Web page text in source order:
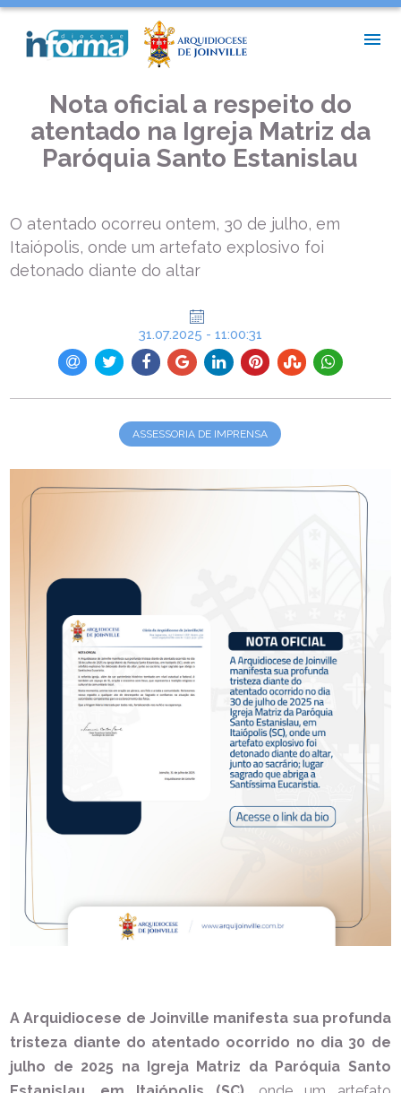
NOTA OFICIAL A RESPEITO DO ATENTADO NA IGREJA MATRIZ
DA PARÓQUIA SANTO ESTANISLAU
Nota oficial a respeito do
atentado na Igreja Matriz da
Paróquia Santo Estanislau
O atentado ocorreu ontem, 30 de julho, em
Itaiópolis, onde um artefato explosivo foi
detonado diante do altar
31.07.2025 - 11:00:31
ASSESSORIA DE IMPRENSA
A Arquidiocese de Joinville manifesta sua profunda
tristeza diante do atentado ocorrido no dia 30 de
julho de 2025 na Igreja Matriz da Paróquia Santo